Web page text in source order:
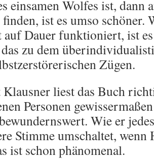
einsamen Wolfes ist, dann
ist es umso schöner.
auf Dauer funktioniert, ist
das zu dem
Zügen.
liest das Buch
Personen
Wie er
Stimme umschaltet,
ist schon phänomenal.